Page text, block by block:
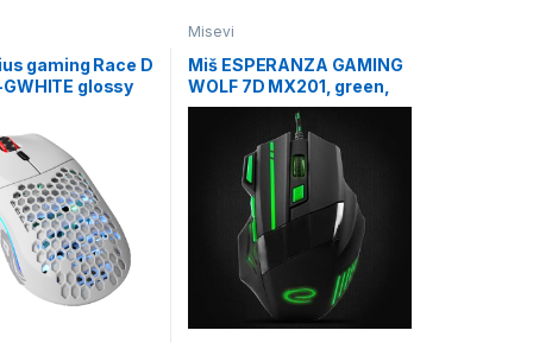
gaming Race D
GWHITE glossy
Misevi
Miš ESPERANZA GAMING
WOLF 7D MX201, green,
2400dpi, double-click,
ergonomic, EGM201G